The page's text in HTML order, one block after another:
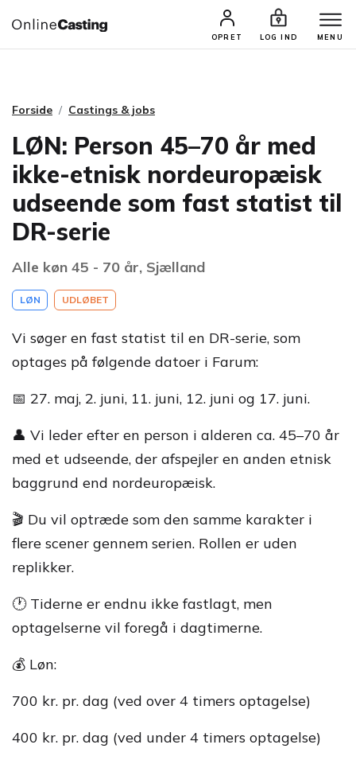
OPRET LOG IND MENU
CASTINGS & JOBS SØG PROFIL
Forside Castings & jobs
LØN: Person 45–70 år med
ikke-etnisk nordeuropæisk
udseende som fast statist til
DR-serie
Alle køn 45 - 70 år, Sjælland
LØN UDLØBET
Vi søger en fast statist til en DR-serie, som
optages på følgende datoer i Farum:
📅 27. maj, 2. juni, 11. juni, 12. juni og 17. juni.
👤 Vi leder efter en person i alderen ca. 45–70 år
med et udseende, der afspejler en anden etnisk
baggrund end nordeuropæisk.
🎬 Du vil optræde som den samme karakter i
flere scener gennem serien. Rollen er uden
replikker.
🕐 Tiderne er endnu ikke fastlagt, men
optagelserne vil foregå i dagtimerne.
💰 Løn:
700 kr. pr. dag (ved over 4 timers optagelse)
400 kr. pr. dag (ved under 4 timers optagelse)